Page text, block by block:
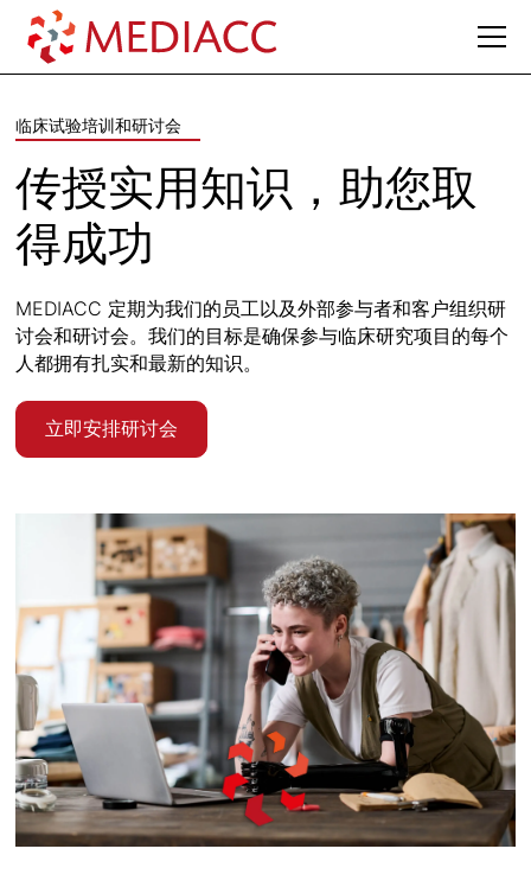
临床试验培训和研讨会
传授实用知识，助您取
得成功
MEDIACC 定期为我们的员工以及外部参与者和客户组织研
讨会和研讨会。我们的目标是确保参与临床研究项目的每个
人都拥有扎实和最新的知识。
立即安排研讨会